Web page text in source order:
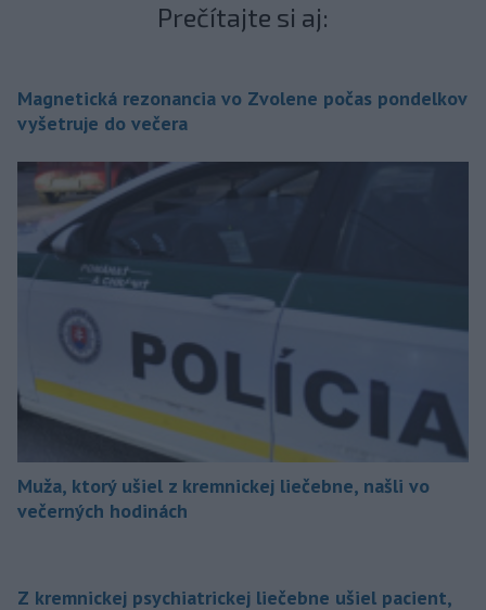
Prečítajte si aj:
Magnetická rezonancia vo Zvolene počas pondelkov
vyšetruje do večera
Muža, ktorý ušiel z kremnickej liečebne, našli vo
večerných hodinách
Z kremnickej psychiatrickej liečebne ušiel pacient,